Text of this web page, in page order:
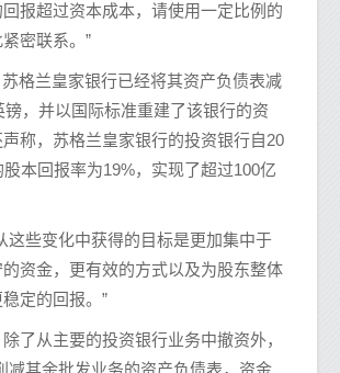
报超过资本成本，请使用一定比例的
密联系。”
格兰皇家银行已经将其资产负债表减
镑，并以国际标准重建了该银行的资
称，苏格兰皇家银行的投资银行自20
本回报率为19%，实现了超过100亿
这些变化中获得的目标是更加集中于
资金，更有效的方式以及为股东整体
定的回报。”
了从主要的投资银行业务中撤资外，